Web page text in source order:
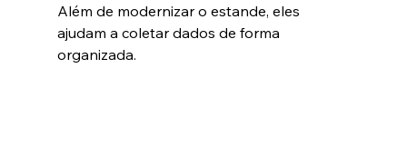
Além de modernizar o estande, eles
ajudam a coletar dados de forma
organizada.